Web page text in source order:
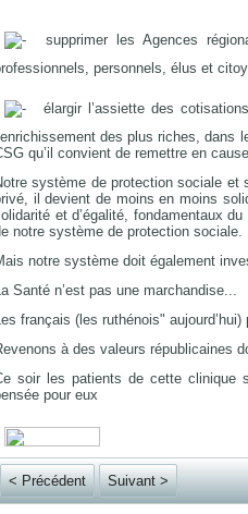
supprimer les Agences
personnels, élus et
élargir l’assiette des
des plus riches, dans
qu’il convient de remettre en
système de protection sociale et
il devient de moins en moins
et d’égalité, fondamentaux
notre système de protection sociale.
notre système doit également
Santé n’est pas une marchandise...
français (les ruthénois"
à des valeurs républicaines
soir les patients de cette clinique
pour eux
< Précédent Suivant >